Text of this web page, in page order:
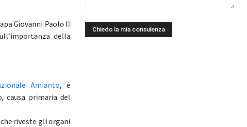
Giovanni Paolo II
della
Amianto, è
causa primaria del
riveste gli organi